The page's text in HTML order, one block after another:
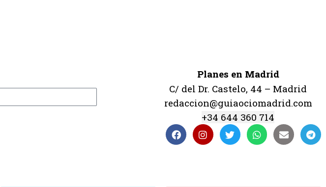
Planes en Madrid
C/ del Dr. Castelo, 44 – Madrid
redaccion@guiaociomadrid.com
+34 644 360 714